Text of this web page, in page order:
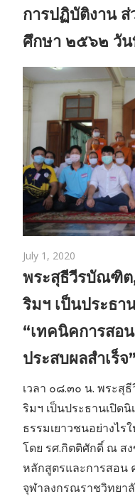
การปฏิบัติงาน
ศึกษา ๒๕๖๒ วั
July 1, 2020
พระสุธีวีรบัณฑิต
ริมฯ เป็นประธา
“เทคนิคการสอ
ประสบผลสำเร็จ”
เวลา ๐๘.๓๐ น. พระสุ
ริมฯ เป็นประธานเปิด
ธรรมเยาวชนอย่างไร
โดย รศ.กิตติศักดิ์ ณ ส
หลักสูตรและการสอน
จุฬาลงกรณราชวิทยา